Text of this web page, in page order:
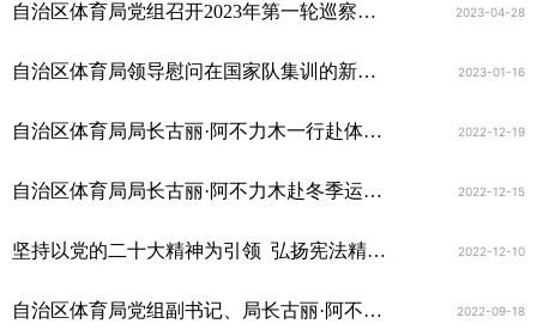
自治区体育局党组召开2023年第一轮巡察工作动员部署会 2023-04-28
自治区体育局领导慰问在国家队集训的新疆摔跤运动员 2023-01-16
自治区体育局局长古丽·阿不力木一行赴体育训练二大队检查指导工作 2022-12-19
自治区体育局局长古丽·阿不力木赴冬季运动管理中心勘察新疆第一届冬运会比赛场地暨安全生产工作 2022-12-15
坚持以党的二十大精神为引领 弘扬宪法精神 维护宪法权威 在法治轨道上推进新疆体育事业高质量发展 2022-12-10
自治区体育局党组副书记、局长古丽·阿不力木宣布《关于授予自治区第十届少数民族传统体育运动会代表团体育道德风尚奖的决定》 2022-09-18